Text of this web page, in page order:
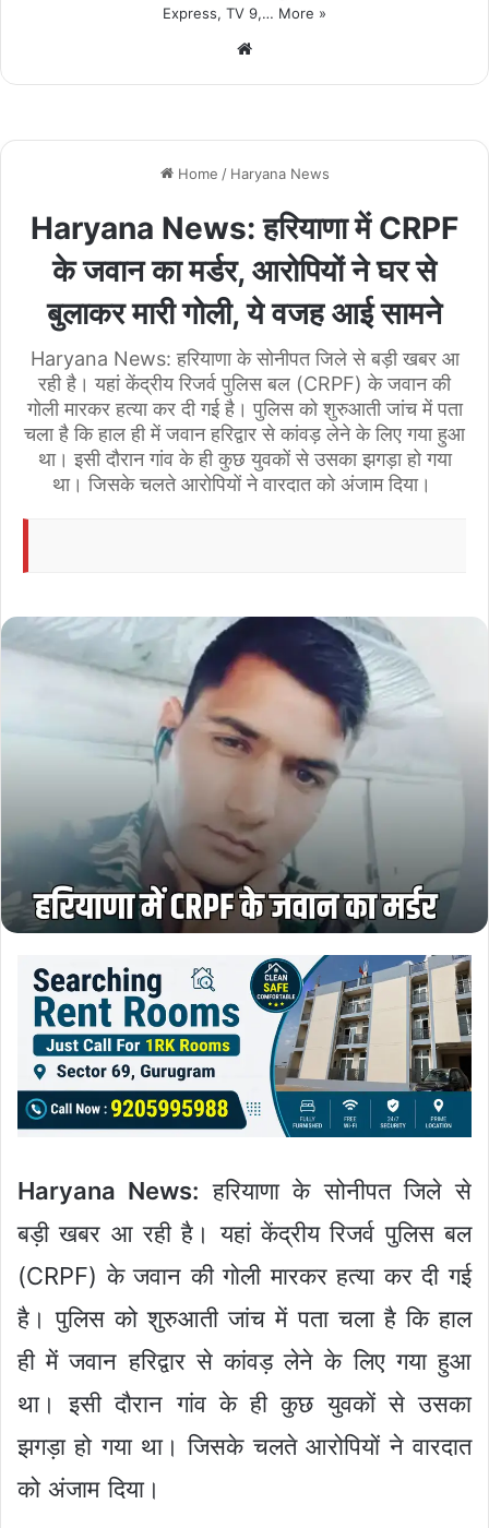
Express, TV 9,… More »